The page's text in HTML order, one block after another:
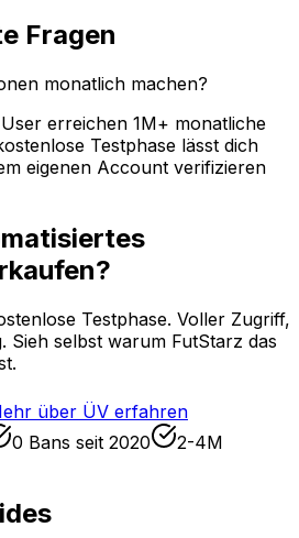
Fragen
monatlich machen?
erreichen 1M+ monatliche
Testphase lässt dich
eigenen Account verifizieren
Testphase. Voller Zugriff,
Sieh selbst warum FutStarz das
über ÜV erfahren
0 Bans seit 2020
2-4M